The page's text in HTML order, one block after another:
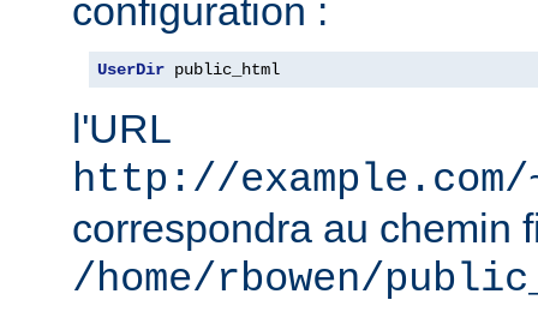
configuration :
UserDir public_html
l'URL
http://
correspondra au chemin
/home/rbowen/